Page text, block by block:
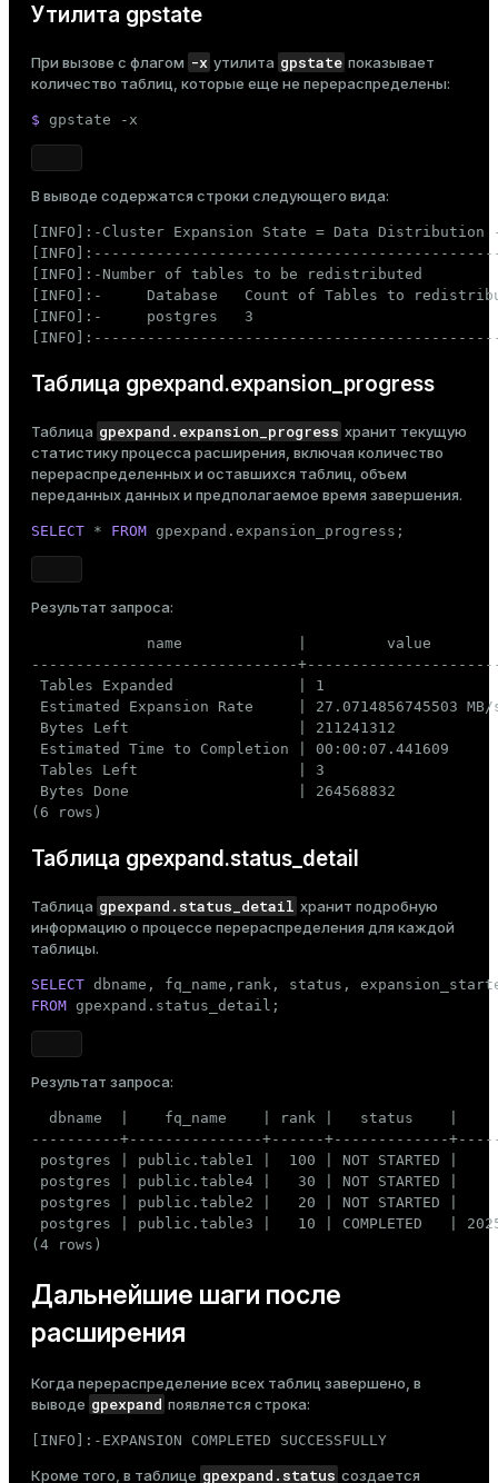
Утилита gpstate
При вызове с флагом -x утилита gpstate показывает
количество таблиц, которые еще не перераспределены:
$ gpstate -x
В выводе содержатся строки следующего вида:
[INFO]:-Cluster Expansion State = Data Distribution -
[INFO]:-Number of tables to be redistributed
[INFO]:-     Database   Count of Tables to
[INFO]:-     postgres   3
Таблица gpexpand.expansion_progress
Таблица gpexpand.expansion_progress хранит текущую
статистику процесса расширения, включая количество
перераспределенных и оставшихся таблиц, объем
переданных данных и предполагаемое время завершения.
SELECT * FROM gpexpand.expansion_progress;
Результат запроса:
             name             |         value
------------------------------
Tables Expanded              | 1
Estimated Expansion Rate     | 27.0714856745503 MB/
Bytes Left                   | 211241312
Estimated Time to Completion | 00:00:07.441609
Tables Left                  | 3
Bytes Done                   | 264568832
(6 rows)
Таблица gpexpand.status_detail
Таблица gpexpand.status_detail хранит подробную
информацию о процессе перераспределения для каждой
таблицы.
SELECT
FROM gpexpand.status_detail;
Результат запроса:
dbname  |    fq_name    | rank |   status    |
----------+---------------+------+-------------
postgres | public.table1 |  100 | NOT
postgres | public.table4 |   30 | NOT
postgres | public.table2 |   20 | NOT
postgres | public.table3 |   10 | COMPLETED   |
(4 rows)
Дальнейшие шаги после
расширения
Когда перераспределение всех таблиц завершено, в
выводе gpexpand появляется строка:
[INFO]:-EXPANSION COMPLETED SUCCESSFULLY
Кроме того, в таблице gpexpand.status создается